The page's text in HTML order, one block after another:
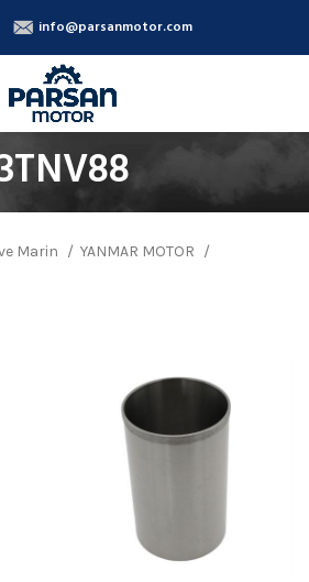
Marin
YANMAR MOTOR
info@parsanmotor.com